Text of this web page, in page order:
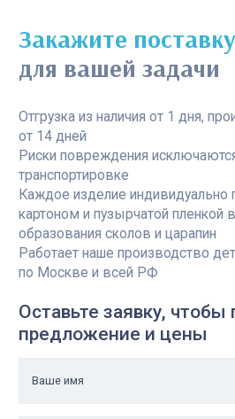
Закажите
для вашей задачи
Отгрузка из наличия от 1 дня,
от 14 дней
Риски повреждения
транспортировке
Каждое изделие индивидуально
картоном и пузырчатой пленкой
образования сколов и царапин
Работает наше производство
по Москве и всей РФ
Оставьте заявку, чтобы
предложение и цены
Ваше имя